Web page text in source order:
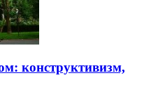
конструктивизм,